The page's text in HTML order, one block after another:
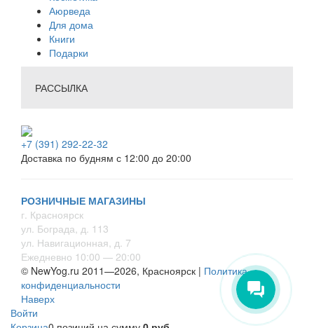
Аюрведа
Для дома
Книги
Подарки
РАССЫЛКА
+7 (391) 292-22-32
Доставка по будням с 12:00 до 20:00
РОЗНИЧНЫЕ МАГАЗИНЫ
г. Красноярск
ул. Бограда, д. 113
ул. Навигационная, д. 7
Ежедневно 10:00 — 20:00
© NewYog.ru 2011—2026, Красноярск | Политика
конфиденциальности
Наверх
Войти